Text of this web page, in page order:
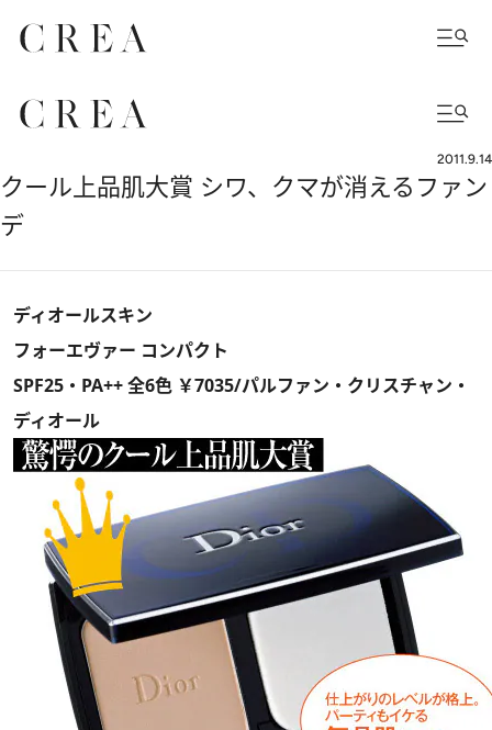
2011.9.14
クール上品肌大賞 シワ、クマが消えるファン
デ
ディオールスキン
フォーエヴァー コンパクト
SPF25・PA++ 全6色 ￥7035/パルファン・クリスチャン・
ディオール